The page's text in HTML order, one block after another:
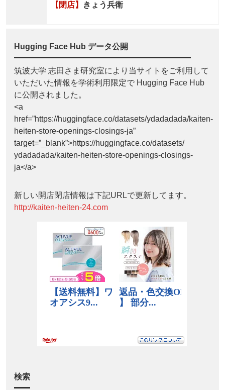
【閉店】 きょう兵衛
Hugging Face Hub データ公開
筑波大学 志田さま研究室により当サイトをご利用して
いただいた情報を学術利用限定で Hugging Face Hub
に公開されました。
<a
href=”https://huggingface.co/datasets/ydadadada/kaiten-
heiten-store-openings-closings-ja”
target=”_blank”>https://huggingface.co/datasets/
ydadadada/kaiten-heiten-store-openings-closings-
ja</a>
新しい開店閉店情報は下記URLで更新してます。
http://kaiten-heiten-24.com
検索